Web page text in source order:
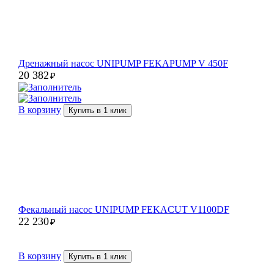
Дренажный насос UNIPUMP FEKAPUMP V 450F
20 382₽
В корзину Купить в 1 клик
Фекальный насос UNIPUMP FEKACUT V1100DF
22 230₽
В корзину Купить в 1 клик